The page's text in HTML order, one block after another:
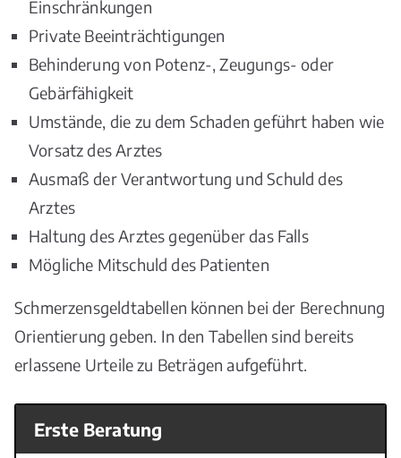
Einschränkungen
Private Beeinträchtigungen
Behinderung von Potenz-, Zeugungs- oder
Gebärfähigkeit
Umstände, die zu dem Schaden geführt haben wie
Vorsatz des Arztes
Ausmaß der Verantwortung und Schuld des
Arztes
Haltung des Arztes gegenüber das Falls
Mögliche Mitschuld des Patienten
Schmerzensgeldtabellen können bei der Berechnung
Orientierung geben. In den Tabellen sind bereits
erlassene Urteile zu Beträgen aufgeführt.
Erste Beratung